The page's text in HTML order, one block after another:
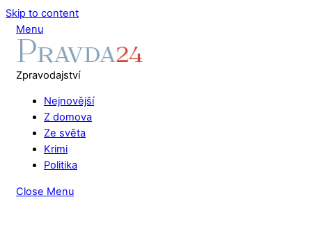
Skip to content
Menu
Zpravodajství
Nejnovější
Z domova
Ze světa
Krimi
Politika
Close Menu